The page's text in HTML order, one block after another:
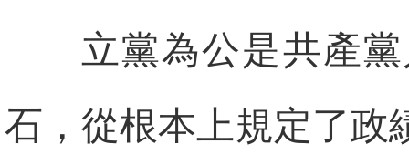
立黨為公是共產
石，從根本上規定了政